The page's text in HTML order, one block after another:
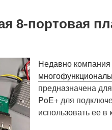
8-портовая
Недавно
предназначена
PoE+ для
использовать ее в